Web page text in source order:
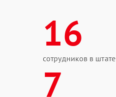
16
сотрудников в штате
7